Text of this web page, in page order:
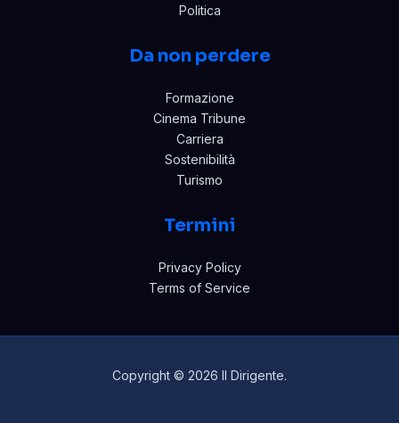
Politica
Da non perdere
Formazione
Cinema Tribune
Carriera
Sostenibilità
Turismo
Termini
Privacy Policy
Terms of Service
Copyright © 2026 Il Dirigente.